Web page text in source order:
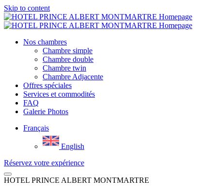
Skip to content
Nos chambres
Chambre simple
Chambre double
Chambre twin
Chambre Adjacente
Offres spéciales
Services et commodités
FAQ
Galerie Photos
Français
English
Réservez votre expérience
HOTEL PRINCE ALBERT MONTMARTRE